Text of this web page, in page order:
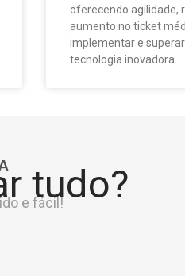
oferecendo agilidade,
aumento no ticket
implementar e
tecnologia inovadora.
tudo?
e fácil!